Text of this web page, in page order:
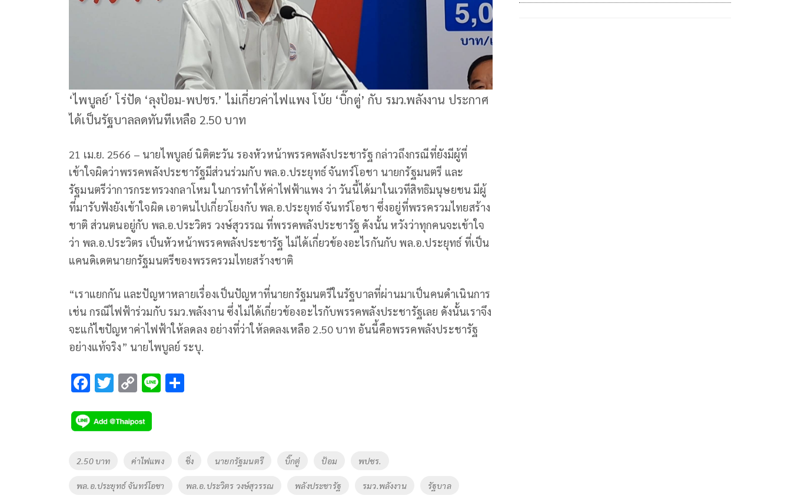
‘ไพบูลย์’ โร่ปัด ‘ลุงป้อม-พปชร.’ ไม่เกี่ยวค่าไฟแพง โบ้ย ‘บิ๊กตู่’ กับ รมว.พลังงาน ประกาศ
ได้เป็นรัฐบาลลดทันทีเหลือ 2.50 บาท
21 เม.ย. 2566 – นายไพบูลย์ นิติตะวัน รองหัวหน้าพรรคพลังประชารัฐ กล่าวถึงกรณีที่ยังมีผู้ที่
เข้าใจผิดว่าพรรคพลังประชารัฐมีส่วนร่วมกับ พล.อ.ประยุทธ์ จันทร์โอชา นายกรัฐมนตรี และ
รัฐมนตรีว่าการกระทรวงกลาโหม ในการทำให้ค่าไฟฟ้าแพง ว่า วันนี้ได้มาในเวทีสิทธิมนุษยชน มีผู้
ที่มารับฟังยังเข้าใจผิด เอาตนไปเกี่ยวโยงกับ พล.อ.ประยุทธ์ จันทร์โอชา ซึ่งอยู่ที่พรรครวมไทยสร้าง
ชาติ ส่วนตนอยู่กับ พล.อ.ประวิตร วงษ์สุวรรณ ที่พรรคพลังประชารัฐ ดังนั้น หวังว่าทุกคนจะเข้าใจ
ว่า พล.อ.ประวิตร เป็นหัวหน้าพรรคพลังประชารัฐ ไม่ได้เกี่ยวข้องอะไรกันกับ พล.อ.ประยุทธ์ ที่เป็น
แคนดิเดตนายกรัฐมนตรีของพรรครวมไทยสร้างชาติ
“เราแยกกัน และปัญหาหลายเรื่องเป็นปัญหาที่นายกรัฐมนตรีในรัฐบาลที่ผ่านมาเป็นคนดำเนินการ
เช่น กรณีไฟฟ้าร่วมกับ รมว.พลังงาน ซึ่งไม่ได้เกี่ยวข้องอะไรกับพรรคพลังประชารัฐเลย ดังนั้นเราจึง
จะแก้ไขปัญหาค่าไฟฟ้าให้ลดลง อย่างที่ว่าให้ลดลงเหลือ 2.50 บาท อันนี้คือพรรคพลังประชารัฐ
อย่างแท้จริง” นายไพบูลย์ ระบุ.
F
e
b
o
T
tt
er
C
p
y
Li
n
Li
Tags
2.50 บาท ค่าไฟแพง ชิ่ง นายกรัฐมนตรี บิ๊กตู่ ป้อม พปชร.
พล.อ.ประยุทธ์ จันทร์โอชา พล.อ.ประวิตร วงษ์สุวรรณ พลังประชารัฐ รมว.พลังงาน รัฐบาล